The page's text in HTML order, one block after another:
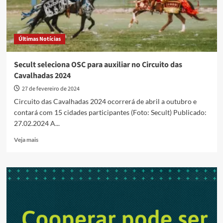
Últimas Notícias
Secult seleciona OSC para auxiliar no Circuito das
Cavalhadas 2024
27 de fevereiro de 2024
Circuito das Cavalhadas 2024 ocorrerá de abril a outubro e
contará com 15 cidades participantes (Foto: Secult) Publicado:
27.02.2024 A...
Veja maisRead
Secult
seleciona
no